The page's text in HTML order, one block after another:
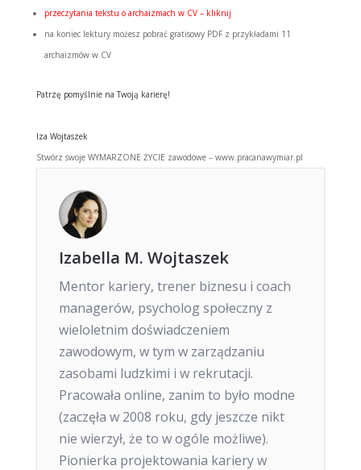
przeczytania tekstu o archaizmach w CV – kliknij
na koniec lektury możesz pobrać gratisowy PDF z przykładami 11
archaizmów w CV
Patrzę pomyślnie na Twoją karierę!
Iza Wojtaszek
Stwórz swoje WYMARZONE ŻYCIE zawodowe – www.pracanawymiar.pl
Izabella M. Wojtaszek
Mentor kariery, trener biznesu i coach
managerów, psycholog społeczny z
wieloletnim doświadczeniem
zawodowym, w tym w zarządzaniu
zasobami ludzkimi i w rekrutacji.
Pracowała online, zanim to było modne
(zaczęła w 2008 roku, gdy jeszcze nikt
nie wierzył, że to w ogóle możliwe).
Pionierka projektowania kariery w